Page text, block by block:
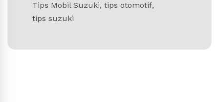
Tips Mobil Suzuki, tips otomotif,
tips suzuki